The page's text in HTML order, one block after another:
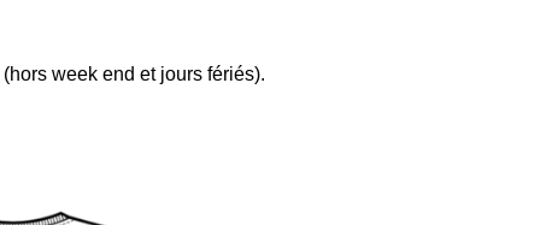
week end et jours fériés).